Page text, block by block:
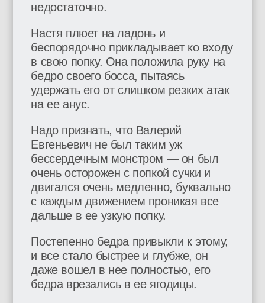
недостаточно.
Настя плюет на ладонь и
беспорядочно прикладывает ко входу
в свою попку. Она положила руку на
бедро своего босса, пытаясь
удержать его от слишком резких атак
на ее анус.
Надо признать, что Валерий
Евгеньевич не был таким уж
бессердечным монстром — он был
очень осторожен с попкой сучки и
двигался очень медленно, буквально
с каждым движением проникая все
дальше в ее узкую попку.
Постепенно бедра привыкли к этому,
и все стало быстрее и глубже, он
даже вошел в нее полностью, его
бедра врезались в ее ягодицы.